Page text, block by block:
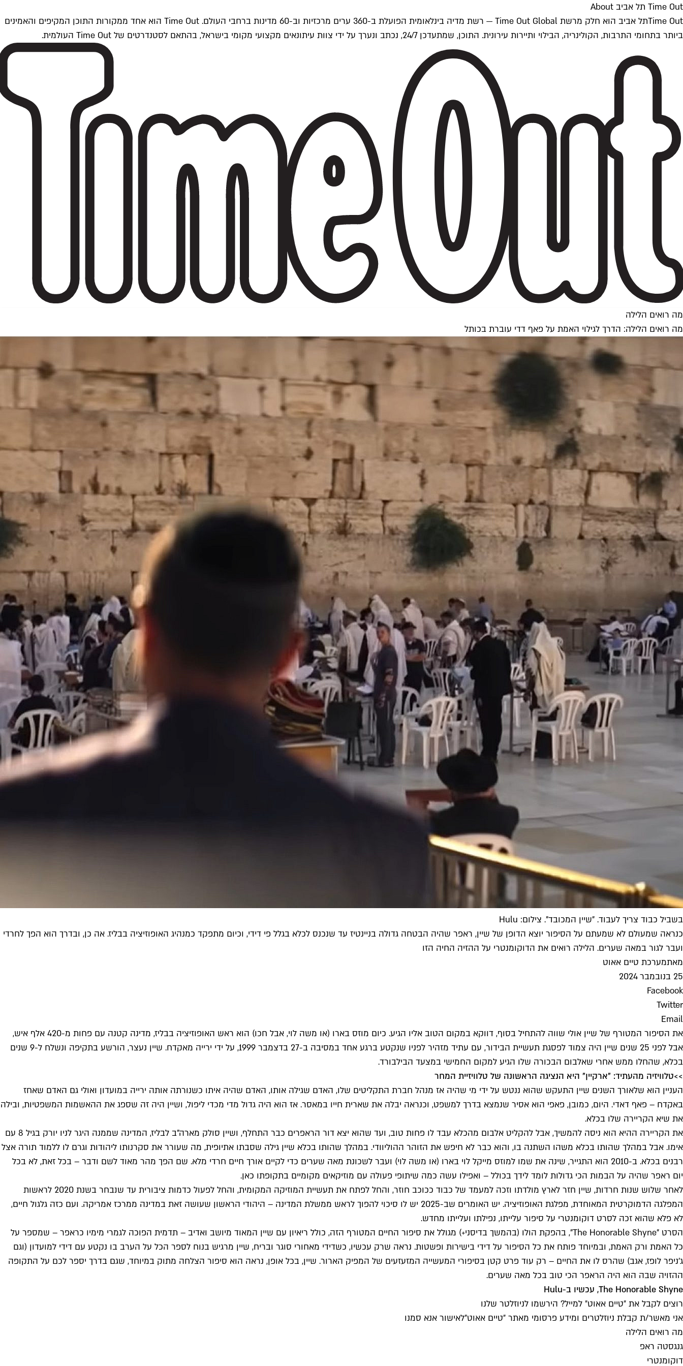
Time Out תל אביב About
Time Outתל אביב הוא חלק מרשת Time Out Global — רשת מדיה בינלאומית הפועלת ב-360 ערים מרכזיות וב-60 מדינות ברחבי העולם. Time Out הוא אחד ממקורות התוכן המקיפים והאמינים
ביותר בתחומי התרבות, הקולינריה, הבילוי ותיירות עירונית. התוכן, שמתעדכן 24/7, נכתב ונערך על ידי צוות עיתונאים מקצועי מקומי בישראל, בהתאם לסטנדרטים של Time Out העולמית.
מה רואים הלילה
מה רואים הלילה: הדרך לגילוי האמת על פאף דדי עוברת בכותל
בשביל כבוד צריך לעבוד. "שיין המכובד". צילום: Hulu
כנראה שמעולם לא שמעתם על הסיפור יוצא הדופן של שיין, ראפר שהיה הבטחה גדולה בניינטיז עד שנכנס לכלא בגלל פי דידי, וכיום מתפקד כמנהיג האופוזיציה בבליז. אה כן, ובדרך הוא הפך לחרדי
ועבר לגור במאה שערים. הלילה רואים את הדוקומנטרי על ההזיה החיה הזו
מאתמערכת טיים אאוט
25 בנובמבר 2024
Facebook
Twitter
Email
את הסיפור המטורף של שיין אולי שווה להתחיל בסוף, דווקא במקום הטוב אליו הגיע. כיום מוזס בארו (או משה לוי, אבל חכו) הוא ראש האופוזיציה בבליז, מדינה קטנה עם פחות מ-420 אלף איש,
אבל לפני 25 שנים שיין היה צמוד לפסגת תעשיית הבידור, עם עתיד מזהיר לפניו שנקטע ברגע אחד במסיבה ב-27 בדצמבר 1999, על ידי ירייה מאקדח. שיין נעצר, הורשע בתקיפה ונשלח ל-9 שנים
בכלא, שהחלו ממש אחרי שאלבום הבכורה שלו הגיע למקום החמישי במצעד הבילבורד.
>>טלוויזיה מהעתיד: "ארקיין" היא הנציגה הראשונה של טלוויזיית המחר
העניין הוא שלאורך השנים שיין התעקש שהוא ננטש על ידי מי שהיה אז מנהל חברת התקליטים שלו, האדם שגילה אותו, האדם שהיה איתו כשנורתה אותה ירייה במועדון ואולי גם האדם שאחז
באקדח – פאף דאדי. היום, כמובן, פאפי הוא אסיר שנמצא בדרך למשפט, וכנראה יבלה את שארית חייו במאסר. אז הוא היה גדול מדי מכדי ליפול, ושיין היה זה שספג את ההאשמות המשפטיות, ובילה
את שיא הקריירה שלו בכלא.
את הקריירה ההיא הוא ניסה להמשיך, אבל להקליט אלבום מהכלא עבד לו פחות טוב, ועד שהוא יצא דור הראפרים כבר התחלף, ושיין סולק מארה"ב לבליז, המדינה שממנה היגר לניו יורק בגיל 8 עם
אימו. אבל במהלך שהותו בכלא משהו השתנה בו, והוא כבר לא חיפש את הזוהר ההוליוודי. במהלך שהותו בכלא שיין גילה שסבתו אתיופית, מה שעורר את סקרנותו ליהודות וגרם לו ללמוד תורה אצל
רבנים בכלא. ב-2010 הוא התגייר, שינה את שמו למוזס מייקל לוי בארו (או משה לוי) ועבר לשכונת מאה שערים כדי לקיים אורך חיים חרדי מלא. שם הפך מהר מאוד לשם ודבר – בכל זאת, לא בכל
יום ראפר שהיה על הבמות הכי גדולות לומד לידך בכולל – ואפילו עשה כמה שיתופי פעולה עם מוזיקאים מקומיים בתקופתו כאן.
לאחר שלוש שנות חרדות, שיין חזר לארץ מולדתו וזכה למעמד של כבוד ככוכב חוזר, והחל לפתח את תעשיית המוזיקה המקומית, והחל לפעול כדמות ציבורית עד שנבחר בשנת 2020 לראשות
המפלגה הדמוקרטית המאוחדת, מפלגת האופוזיציה. יש האומרים שב-2025 יש לו סיכוי להפוך לראש ממשלת המדינה – היהודי הראשון שעושה זאת במדינה ממרכז אמריקה. ועם כזה גלגול חיים,
לא פלא שהוא זכה לסרט דוקומנטרי על סיפור עלייתו, נפילתו ועלייתו מחדש.
הסרט "The Honorable Shyne", בהפקת הולו (בהמשך בדיסני+) מגולל את סיפור החיים המטורף הזה, כולל ריאיון עם שיין המאוד מיושב ואדיב – תדמית הפוכה לגמרי מימיו כראפר – שמספר על
כל האמת ורק האמת, ובמיוחד פותח את כל הסיפור על דידי בישירות ופשטות. נראה שרק עכשיו, כשדידי מאחורי סוגר ובריח, שיין מרגיש בנוח לספר הכל על הערב בו נקטע עם דידי למועדון (וגם
ג'ניפר לופז, אגב) שהרס לו את החיים – רק עוד פרט קטן בסיפורי המעשייה המזעזעים של המפיק הארור. שיין, בכל אופן, נראה הוא סיפור הצלחה מתוק במיוחד, שגם בדרך יספר לכם על התקופה
ההזויה שבה הוא היה הראפר הכי טוב בכל מאה שערים.
The Honorable Shyne, עכשיו ב-Hulu
רוצים לקבל את ״טיים אאוט״ למייל? הירשמו לניוזלטר שלנו
אני מאשר/ת קבלת ניוזלטרים ומידע פרסומי מאתר ״טיים אאוט״לאישור אנא סמנו
מה רואים הלילה
גנגסטה ראפ
דוקומנטרי